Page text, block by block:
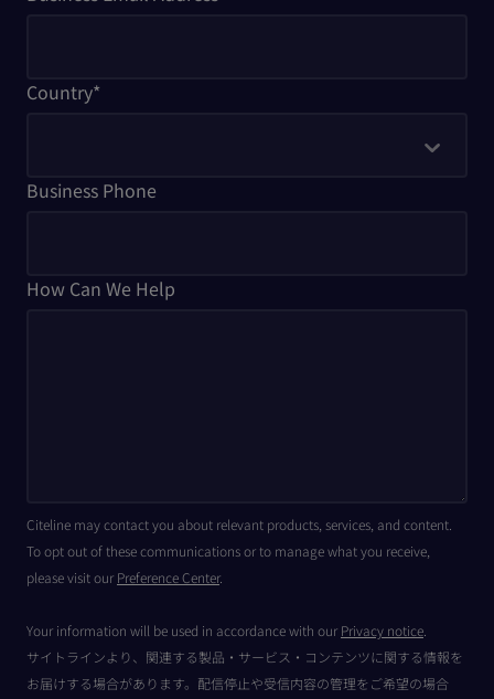
Country*
Business Phone
How Can We Help
Citeline may contact you about relevant products, services, and content.
To opt out of these communications or to manage what you receive,
please visit our Preference Center.
Your information will be used in accordance with our Privacy notice
サイトラインより、関連する製品・サービス・コンテンツに関する情報を
お届けする場合があります。配信停止や受信内容の管理をご希望の場合